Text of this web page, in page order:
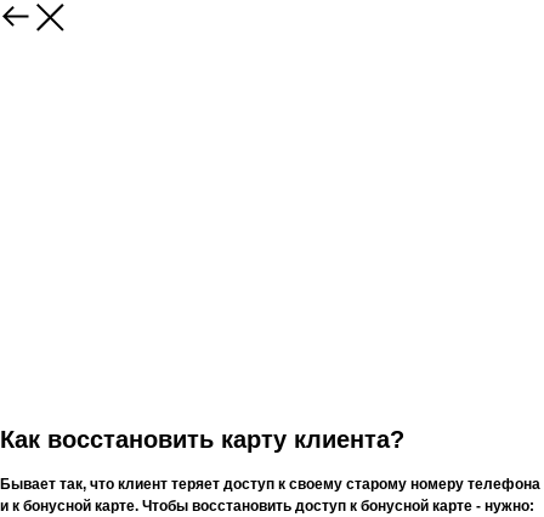
Как восстановить карту клиента?
Бывает так, что клиент теряет доступ к своему старому номеру телефона
и к бонусной карте. Чтобы восстановить доступ к бонусной карте - нужно: